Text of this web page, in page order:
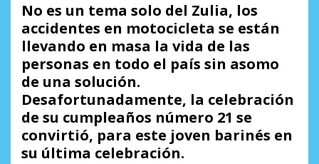
No es un tema solo del Zulia, los
accidentes en motocicleta se están
llevando en masa la vida de las
personas en todo el país sin asomo
de una solución.
Desafortunadamente, la celebración
de su cumpleaños número 21 se
convirtió, para este joven barinés en
su última celebración.